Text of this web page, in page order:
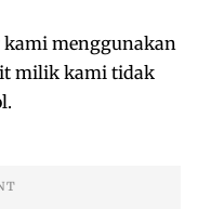
kami menggunakan
milik kami tidak